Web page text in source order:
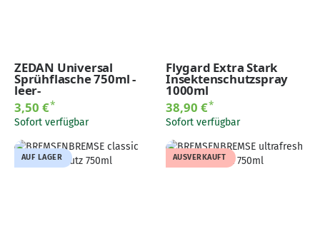
ZEDAN Universal
Sprühflasche 750ml -
leer-
3,50 €*
Sofort verfügbar
Flygard Extra Stark
Insektenschutzspray
1000ml
38,90 €*
Sofort verfügbar
AUF LAGER AUSVERKAUFT